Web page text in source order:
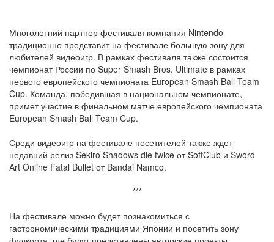
Многолетний партнер фестиваля компания Nintendo
традиционно представит на фестивале большую зону для
любителей видеоигр. В рамках фестиваля также состоится
чемпионат России по Super Smash Bros. Ultimate в рамках
первого европейского чемпионата European Smash Ball Team
Cup. Команда, победившая в национальном чемпионате,
примет участие в финальном матче европейского чемпионата
European Smash Ball Team Cup.
Среди видеоигр на фестивале посетителей также ждет
недавний релиз Sekiro Shadows die twice от SoftClub и Sword
Art Online Fatal Bullet от Bandai Namco.
***
На фестивале можно будет познакомиться с
гастрономическими традициями Японии и посетить зону